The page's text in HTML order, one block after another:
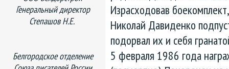
Израсходовав
Николай Давиденко
подорвал их и себя
5 февраля 1986 года
Генеральный директор
Степашов Н.Е.
Белгородское отделение